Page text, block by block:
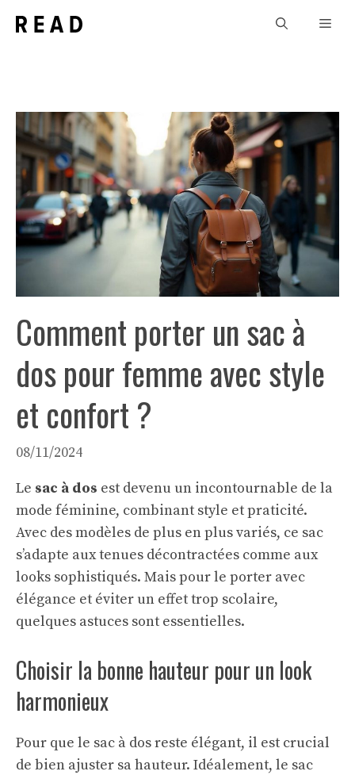
Comment porter un sac à
dos pour femme avec style
et confort ?
08/11/2024
Le sac à dos est devenu un incontournable de la
mode féminine, combinant style et praticité.
Avec des modèles de plus en plus variés, ce sac
s’adapte aux tenues décontractées comme aux
looks sophistiqués. Mais pour le porter avec
élégance et éviter un effet trop scolaire,
quelques astuces sont essentielles.
Choisir la bonne hauteur pour un look
harmonieux
Pour que le sac à dos reste élégant, il est crucial
de bien ajuster sa hauteur. Idéalement, le sac